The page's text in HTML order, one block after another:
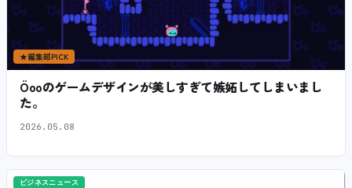
★編集部PICK
Öooのゲームデザインが美しすぎて嫉妬してしまいまし
た。
2026.05.08
ビジネスニュース